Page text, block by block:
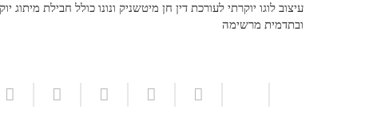
עיצוב לוגו יוקרתי לעורכת דין חן מיטשניק ונונו כולל חבילת
ובתדמית מרשימה